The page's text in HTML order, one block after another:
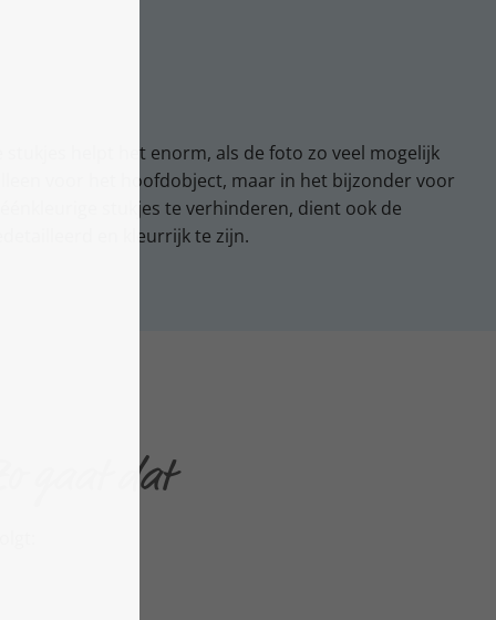
stukjes helpt het enorm, als de foto zo veel mogelijk
voor het hoofdobject, maar in het bijzonder voor
stukjes te verhinderen, dient ook de
en kleurrijk te zijn.
gaat dat